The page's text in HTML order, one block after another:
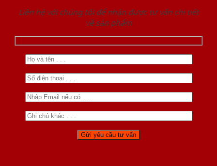
Liên hệ với chúng tôi để nhận được tư vấn chi tiết
về sản phẩm